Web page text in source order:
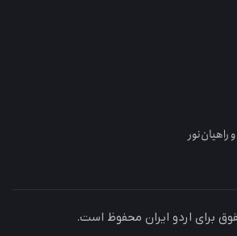
برای اردو ایران محفوظ است.